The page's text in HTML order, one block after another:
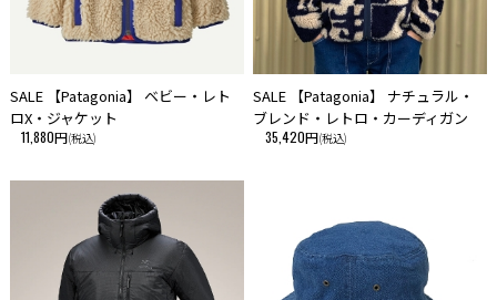
SALE 【Patagonia】 ベビー・レト
ロX・ジャケット
11,880円(税込)
SALE 【Patagonia】 ナチュラル・
ブレンド・レトロ・カーディガン
35,420円(税込)